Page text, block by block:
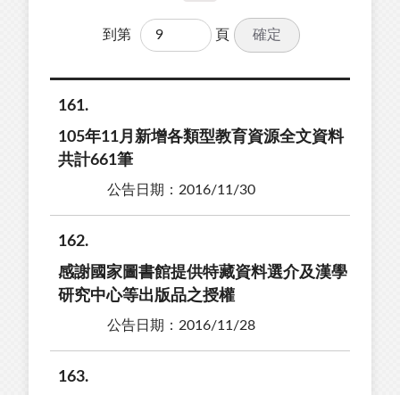
到第 頁 確定
161
105年11月新增各類型教育資源全文資料
共計661筆
公告日期：2016/11/30
162
感謝國家圖書館提供特藏資料選介及漢學
研究中心等出版品之授權
公告日期：2016/11/28
163